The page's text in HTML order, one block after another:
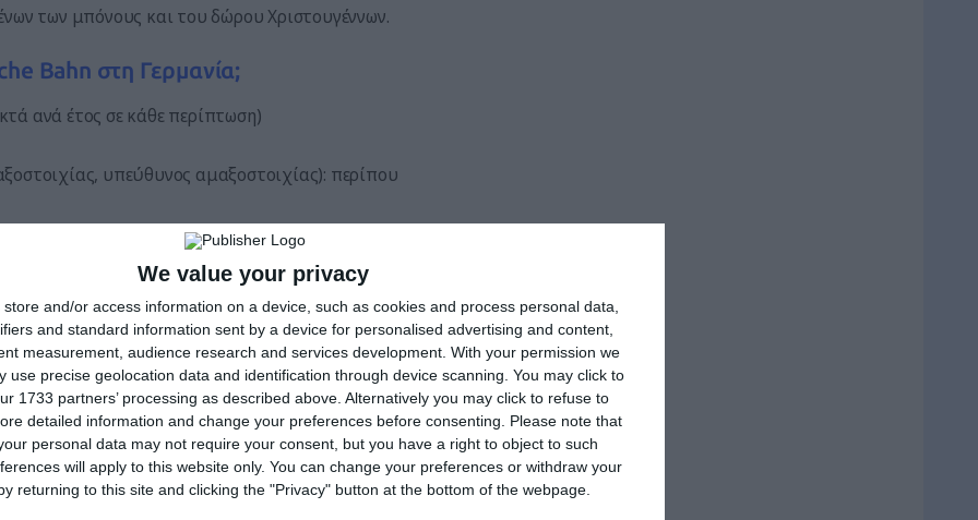
We value your privacy
store and/or access information on a device, such as cookies and process personal data,
and standard information sent by a device for personalised advertising and content,
measurement, audience research and services development. With your permission we
use precise geolocation data and identification through device scanning. You may click to
1733 partners’ processing as described above. Alternatively you may click to refuse to
detailed information and change your preferences before consenting.
Please note that
personal data may not require your consent, but you have a right to object to such
will apply to this website only. You can change your preferences or withdraw your
returning to this site and clicking the "Privacy" button at the bottom of the webpage.
των μπόνους και του δώρου Χριστουγέννων.
Bahn στη Γερμανία;
ανά έτος σε κάθε περίπτωση)
υπεύθυνος αμαξοστοιχίας): περίπου
κατάρτισης ονομάζεται “Σιδηροδρομικός σε
μηχανών και στις μεταφορές”. Οι υποψήφιοι πρέπει
Το λεγόμενο πρόγραμμα λειτουργικής
είναι ένα ολοκληρωμένο πρόγραμμα
κατεύθυνσης.